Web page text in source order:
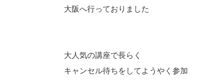
大阪へ行っておりました
大人気の講座で長らく
キャンセル待ちをしてようやく参加